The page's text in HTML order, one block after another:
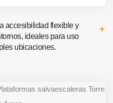
accesibilidad flexible y
ideales para uso
ubicaciones.